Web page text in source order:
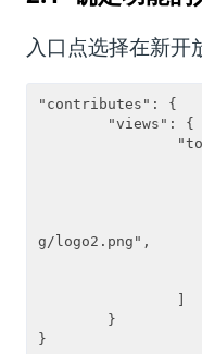
入口点选择在新开
"contributes": {
"views": {
"title":
"icon":
g/logo2.png",
}
}